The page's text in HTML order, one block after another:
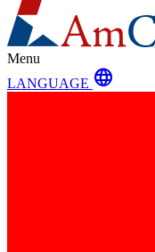
Menu
LANGUAGE language